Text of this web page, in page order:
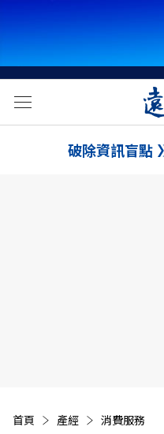
破除資訊盲點
首頁 產經 消費服務